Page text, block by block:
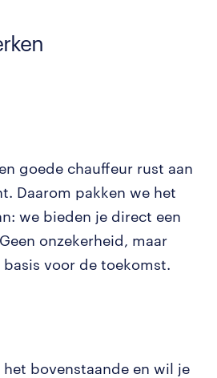
goede chauffeur rust aan
Daarom pakken we het
we bieden je direct een
onzekerheid, maar
basis voor de toekomst.
het bovenstaande en wil je